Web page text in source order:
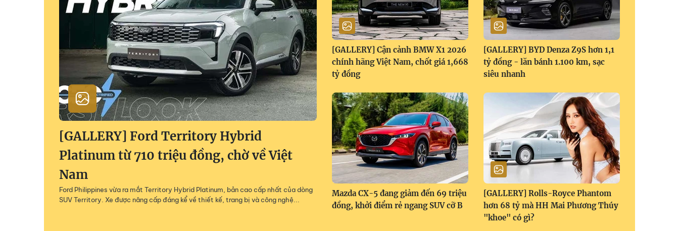
[GALLERY] Ford Territory Hybrid
Platinum từ 710 triệu đồng, chờ về Việt
Nam
Ford Philippines vừa ra mắt Territory Hybrid Platinum, bản cao cấp nhất của dòng
SUV Territory. Xe được nâng cấp đáng kể về thiết kế, trang bị và công nghệ...
[GALLERY] Cận cảnh BMW X1 2026
chính hãng Việt Nam, chốt giá 1,668
tỷ đồng
[GALLERY] BYD Denza Z9S hơn 1,1
tỷ đồng - lăn bánh 1.100 km, sạc
siêu nhanh
Mazda CX-5 đang giảm đến 69 triệu
đồng, khởi điểm rẻ ngang SUV cỡ B
[GALLERY] Rolls-Royce Phantom
hơn 68 tỷ mà HH Mai Phương Thúy
"khoe" có gì?